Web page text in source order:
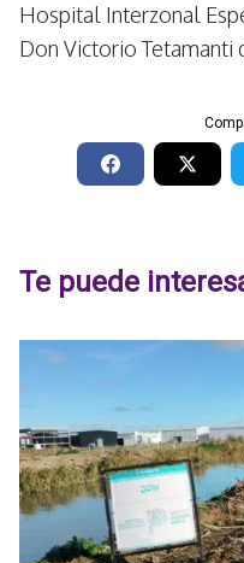
Hospital Interzonal
Don Victorio Tetamanti
Te puede